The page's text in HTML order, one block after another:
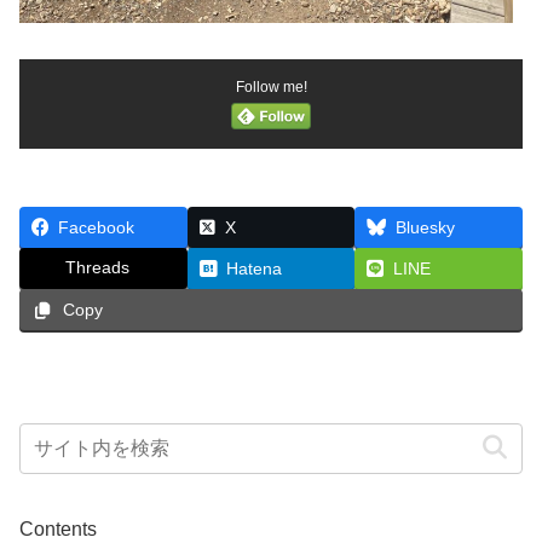
Follow me!
Facebook X Bluesky
Threads Hatena LINE
Copy
Contents